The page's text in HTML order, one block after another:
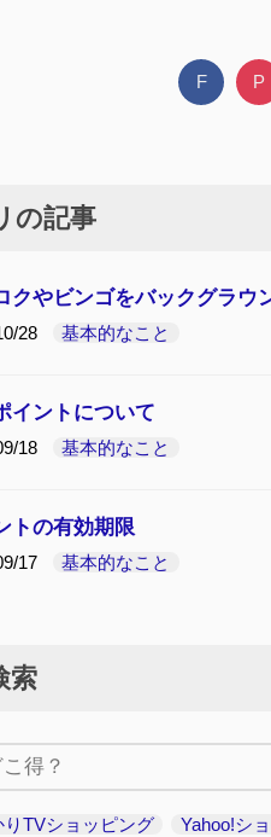
F P
の記事
クやビンゴをバックグラウ
28 基本的なこと
イントについて
18 基本的なこと
トの有効期限
17 基本的なこと
索
りTVショッピング Yahoo!シ